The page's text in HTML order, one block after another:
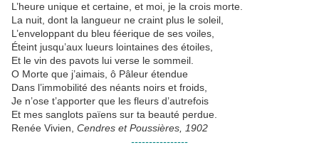
L’heure unique et certaine, et moi, je la crois morte.
La nuit, dont la langueur ne craint plus le soleil,
L’enveloppant du bleu féerique de ses voiles,
Éteint jusqu’aux lueurs lointaines des étoiles,
Et le vin des pavots lui verse le sommeil.
O Morte que j’aimais, ô Pâleur étendue
Dans l’immobilité des néants noirs et froids,
Je n’ose t’apporter que les fleurs d’autrefois
Et mes sanglots païens sur ta beauté perdue.
Renée Vivien, Cendres et Poussières, 1902
----------------